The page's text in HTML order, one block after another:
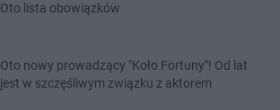
Oto lista obowiązków
Oto nowy prowadzący "Koło Fortuny"! Od lat
jest w szczęśliwym związku z aktorem